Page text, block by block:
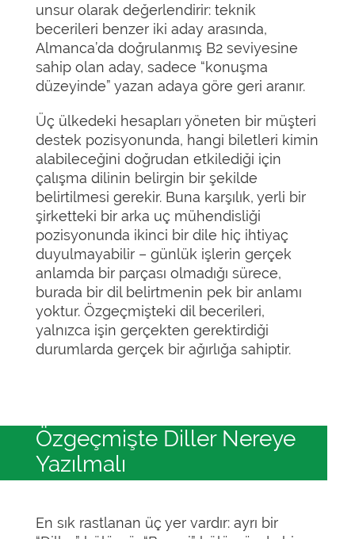
unsur olarak değerlendirir: teknik
becerileri benzer iki aday arasında,
Almanca’da doğrulanmış B2 seviyesine
sahip olan aday, sadece “konuşma
düzeyinde” yazan adaya göre geri aranır.
Üç ülkedeki hesapları yöneten bir müşteri
destek pozisyonunda, hangi biletleri kimin
alabileceğini doğrudan etkilediği için
çalışma dilinin belirgin bir şekilde
belirtilmesi gerekir. Buna karşılık, yerli bir
şirketteki bir arka uç mühendisliği
pozisyonunda ikinci bir dile hiç ihtiyaç
duyulmayabilir – günlük işlerin gerçek
anlamda bir parçası olmadığı sürece,
burada bir dil belirtmenin pek bir anlamı
yoktur. Özgeçmişteki dil becerileri,
yalnızca işin gerçekten gerektirdiği
durumlarda gerçek bir ağırlığa sahiptir.
Özgeçmişte Diller Nereye
Yazılmalı
En sık rastlanan üç yer vardır: ayrı bir